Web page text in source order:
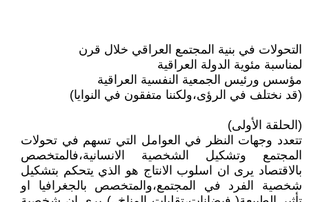
التحولات في بنية المجتمع العراقي خلال قرن
لمناسبة مئوية الدولة العراقية
مؤسس ورئيس الجمعية النفسية العراقية
(قد نختلف في الرؤى،ولكننا متفقون في النوايا)
(الحلقة الأولى)
تتعدد وجهات النظر في العوامل التي تسهم في تحولات
المجتمع وتشكيل الشخصية الانسانية،فالمتخصص
بالاقتصاد يرى ان اسلوب الانتاج هو الذي يتحكم بتشكيل
شخصية الفرد في المجتمع،والمتخصص بالجغرافيا او